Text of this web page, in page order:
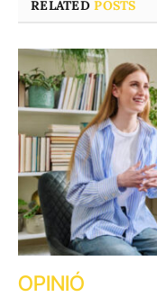
RELATEDPOSTS
OPINIÓ